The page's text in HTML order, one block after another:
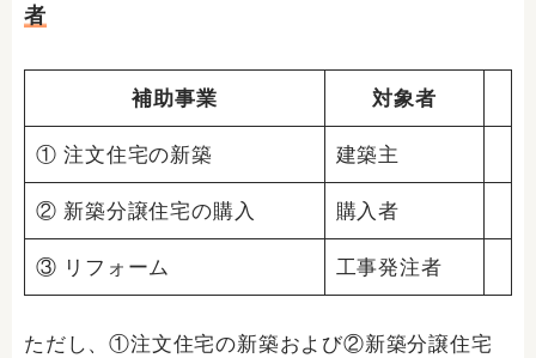
者​
補助事業 対象者
① 注文住宅の新築 建築主
② 新築分譲住宅の購入 購入者
③ リフォーム 工事発注者
ただし、①注文住宅の新築および②新築分譲住宅